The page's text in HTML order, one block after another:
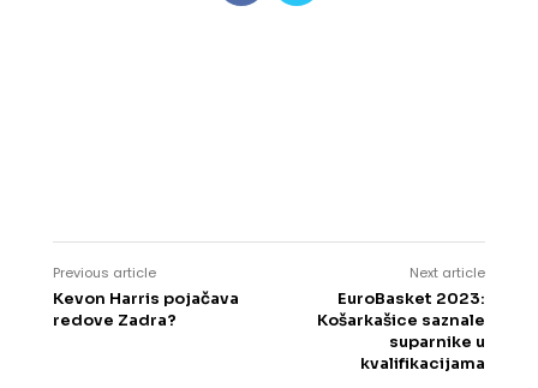
Previous article
Kevon Harris pojačava
redove Zadra?
Next article
EuroBasket 2023:
Košarkašice saznale
suparnike u
kvalifikacijama